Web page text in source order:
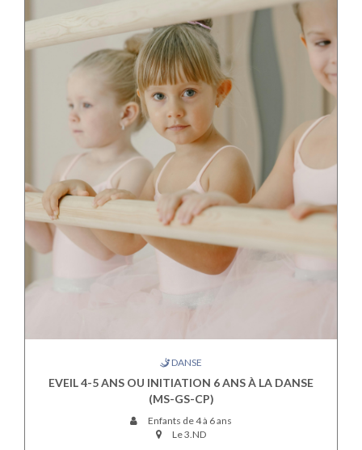
DANSE
EVEIL 4-5 ANS OU INITIATION 6 ANS À LA DANSE
(MS-GS-CP)
Enfants de 4 à 6 ans
Le 3.ND